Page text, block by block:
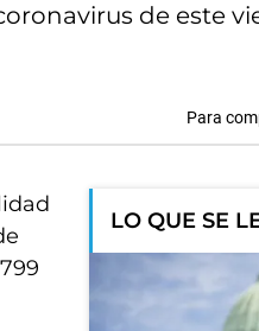
de este
Para
LO QUE SE